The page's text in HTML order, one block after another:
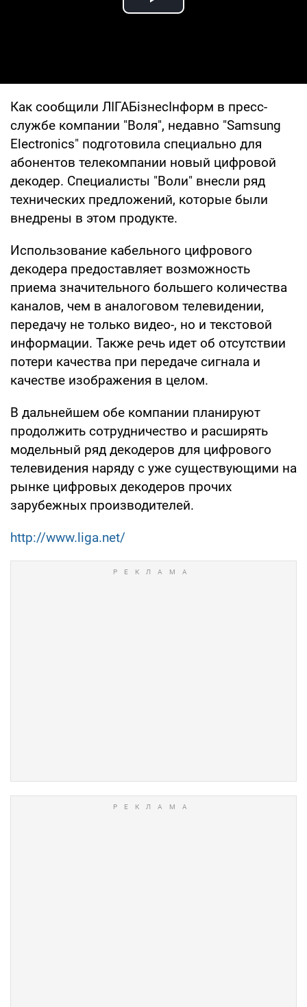
Play Video
Как сообщили ЛІГАБізнесІнформ в пресс-
службе компании "Воля", недавно "Samsung
Electronics" подготовила специально для
абонентов телекомпании новый цифровой
декодер. Специалисты "Воли" внесли ряд
технических предложений, которые были
внедрены в этом продукте.
Использование кабельного цифрового
декодера предоставляет возможность
приема значительного большего количества
каналов, чем в аналоговом телевидении,
передачу не только видео-, но и текстовой
информации. Также речь идет об отсутствии
потери качества при передаче сигнала и
качестве изображения в целом.
В дальнейшем обе компании планируют
продолжить сотрудничество и расширять
модельный ряд декодеров для цифрового
телевидения наряду с уже существующими на
рынке цифровых декодеров прочих
зарубежных производителей.
http://www.liga.net/